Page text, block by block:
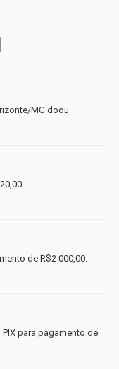
MG doou
de R$2 000,00.
para pagamento de